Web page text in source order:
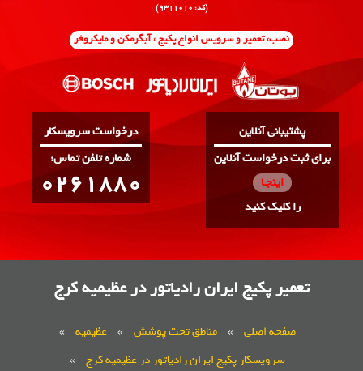
(کد: ۹۳۱۱۰۱۰)
نصب، تعمیر و سرویس انواع پکیج ، آبگرمکن و مایکروفر
پشتیبانی آنلاین
برای ثبت درخواست آنلاین
اینجـا
را کلیک کنید
درخواست سرویسکار
:شماره تلفن تماس
0261880
تعمیر پکیج ایران رادیاتور در عظیمیه کرج
صفحه اصلی » مناطق تحت پوشش » عظیمیه
»
سرویسکار پکیج ایران رادیاتور در عظیمیه کرج
»